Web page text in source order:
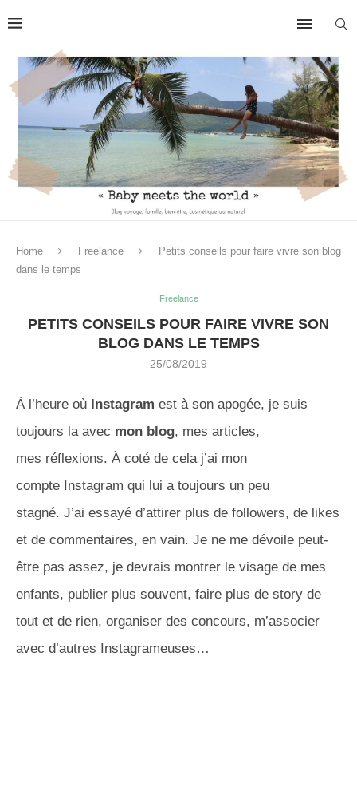
Home Freelance
Petits conseils pour faire vivre son blog
dans le temps
Freelance
PETITS CONSEILS POUR FAIRE VIVRE SON
BLOG DANS LE TEMPS
25/08/2019
À l’heure où Instagram est à son apogée, je suis
toujours la avec mon blog, mes articles,
mes réflexions. À coté de cela j’ai mon
compte Instagram qui lui a toujours un peu
stagné. J’ai essayé d’attirer plus de followers, de likes
et de commentaires, en vain. Je ne me dévoile peut-
être pas assez, je devrais montrer le visage de mes
enfants, publier plus souvent, faire plus de story de
tout et de rien, organiser des concours, m’associer
avec d’autres Instagrameuses…